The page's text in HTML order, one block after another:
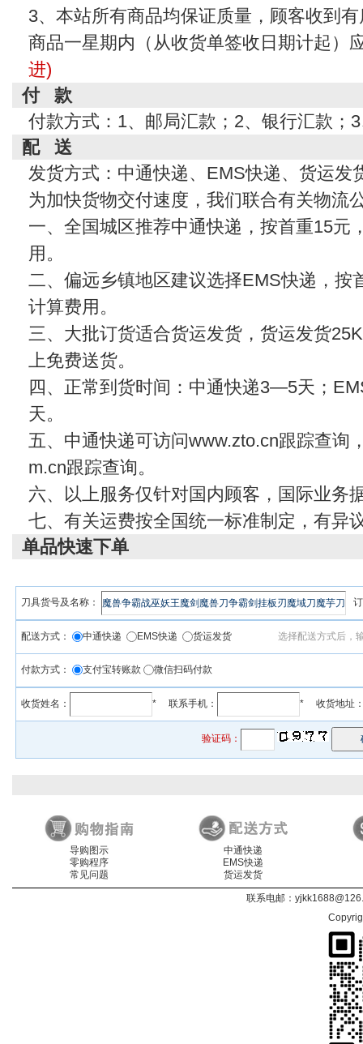
3、本站所有商品均保证质量，顾客收到
商品一星期内（从收货单签收日期计起）
进)
付 款
付款方式：1、邮局汇款；2、银行汇款；
配 送
发货方式：中通快递、EMS快递、货运发
为加快货物交付速度，我们联合有关物流
一、全国城区推荐中通快递，按首重15元
用。
二、偏远乡镇地区建议选择EMS快递，按
计算费用。
三、大批订货适合货运发货，货运发货
上免费送货。
四、正常到货时间：中通快递3—5天；
天。
五、中通快递可访问www.zto.cn跟踪查询
m.cn跟踪查询。
六、以上服务仅针对国内顾客，国际业务
七、有关运费按全国统一标准制定，有异
单品快速下单
刀具货号及名称：
配送方式： 中通快递 EMS快递 货运发货 选择配送方式后，
付款方式： 支付宝转账款 微信扫码付款
收货姓名： * 联系手机： * 收货地址
验证码：
导购图示
零购程序
常见问题
中通快递
EMS快递
货运发货
联系电邮：